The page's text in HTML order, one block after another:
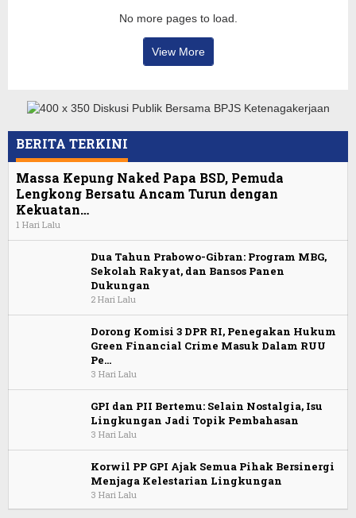
No more pages to load.
View More
BERITA TERKINI
Massa Kepung Naked Papa BSD, Pemuda
Lengkong Bersatu Ancam Turun dengan
Kekuatan…
1 Hari Lalu
Dua Tahun Prabowo-Gibran: Program MBG,
Sekolah Rakyat, dan Bansos Panen
Dukungan
2 Hari Lalu
Dorong Komisi 3 DPR RI, Penegakan Hukum
Green Financial Crime Masuk Dalam RUU
Pe…
3 Hari Lalu
GPI dan PII Bertemu: Selain Nostalgia, Isu
Lingkungan Jadi Topik Pembahasan
3 Hari Lalu
Korwil PP GPI Ajak Semua Pihak Bersinergi
Menjaga Kelestarian Lingkungan
3 Hari Lalu